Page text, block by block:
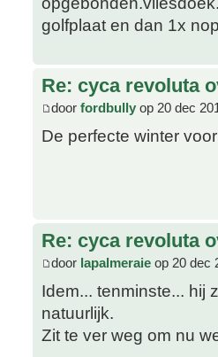
golfplaat en dan 1x
Re: cyca revoluta
door fordbully op 20 dec
De perfecte winter
Re: cyca revoluta
door lapalmeraie op 20 dec
Idem... tenminste... hij
natuurlijk.
Zit te ver weg om nu